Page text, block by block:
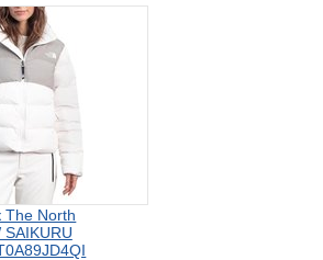
The North
SAIKURU